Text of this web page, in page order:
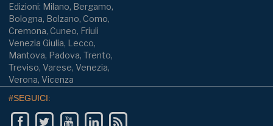
Edizioni: Milano, Bergamo,
Bologna, Bolzano, Como,
Cremona, Cuneo, Friuli
Venezia Giulia, Lecco,
Mantova, Padova, Trento,
Treviso, Varese, Venezia,
Verona, Vicenza
#SEGUICI: